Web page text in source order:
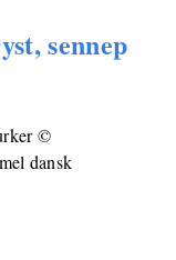
sennep
©
dansk